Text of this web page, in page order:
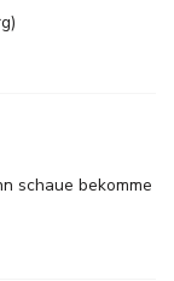
schaue bekomme